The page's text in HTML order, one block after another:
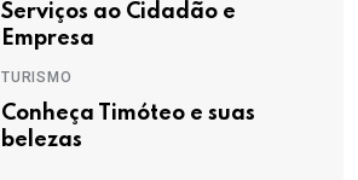
Serviços ao Cidadão e
Empresa
TURISMO
Conheça Timóteo e suas
belezas